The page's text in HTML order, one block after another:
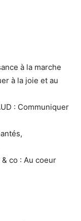
à la marche
à la joie et au
: Communiquer
co : Au coeur